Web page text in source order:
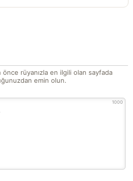
önce rüyanızla en ilgili olan sayfada
emin olun.
1000